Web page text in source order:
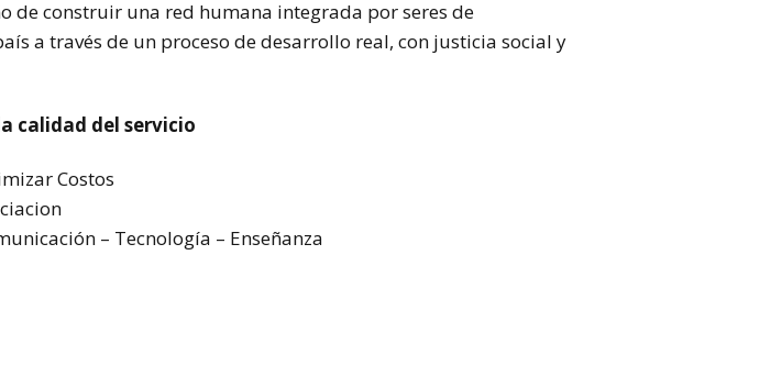
de construir una red humana integrada por seres de
a través de un proceso de desarrollo real, con justicia social y
calidad del servicio
Costos
– Tecnología – Enseñanza